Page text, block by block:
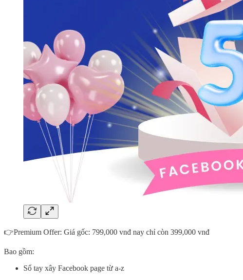
👉Premium Offer: Giá gốc: 799,000 vnđ nay chỉ còn 399,000 vnđ
Bao gồm:
Sổ tay xây Facebook page từ a-z